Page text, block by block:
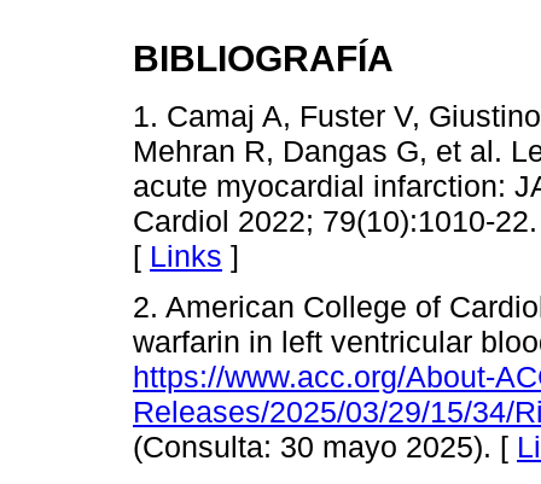
BIBLIOGRAFÍA
1. Camaj A, Fuster V,
Mehran R, Dangas G, et al.
acute myocardial infarction:
Cardiol 2022; 79(10):1010-
[ Links ]
2. American College of
warfarin in left ventricular
https://www.acc.org/About-
Releases/2025/03/29/15/34/
(Consulta: 30 mayo 2025). [